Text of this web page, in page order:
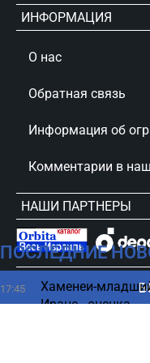
ПОСЛЕДНИЕ
17:45
Хаменеи-
Иране - оценка
ИНФОРМАЦИЯ
О нас
Обратная связь
Информация об
Комментарии в
НАШИ ПАРТНЕРЫ
сursorinfo.co.il ©